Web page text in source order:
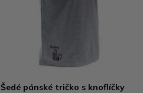
Šedé pánské tričko s knoflíčky